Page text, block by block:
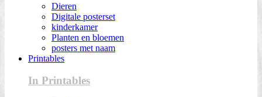
Dieren
Digitale posterset
kinderkamer
Planten en bloemen
posters met naam
Printables
In Printables